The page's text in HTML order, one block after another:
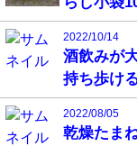
2022/10/14
酒飲みが
持ち歩け
2022/08/05
乾燥たま